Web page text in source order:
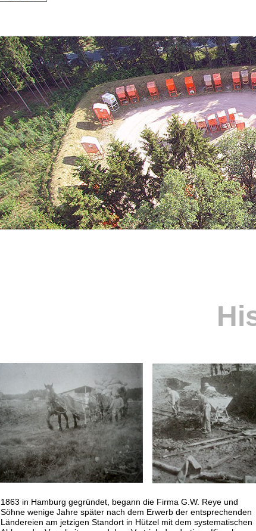
1863 in Hamburg gegründet, begann die Firma G.W. Reye und
Söhne wenige Jahre später nach dem Erwerb der entsprechenden
Ländereien am jetzigen Standort in Hützel mit dem systematischen